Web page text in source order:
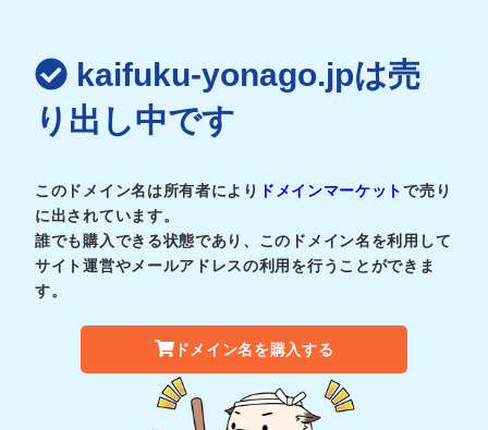
kaifuku-yonago.jpは売
り出し中です
このドメイン名は所有者により ドメインマーケットで売り
に出されています。
誰でも購入できる状態であり、このドメイン名を利用して
サイト運営やメールアドレスの利用を行うことができま
す。
ドメイン名を購入する